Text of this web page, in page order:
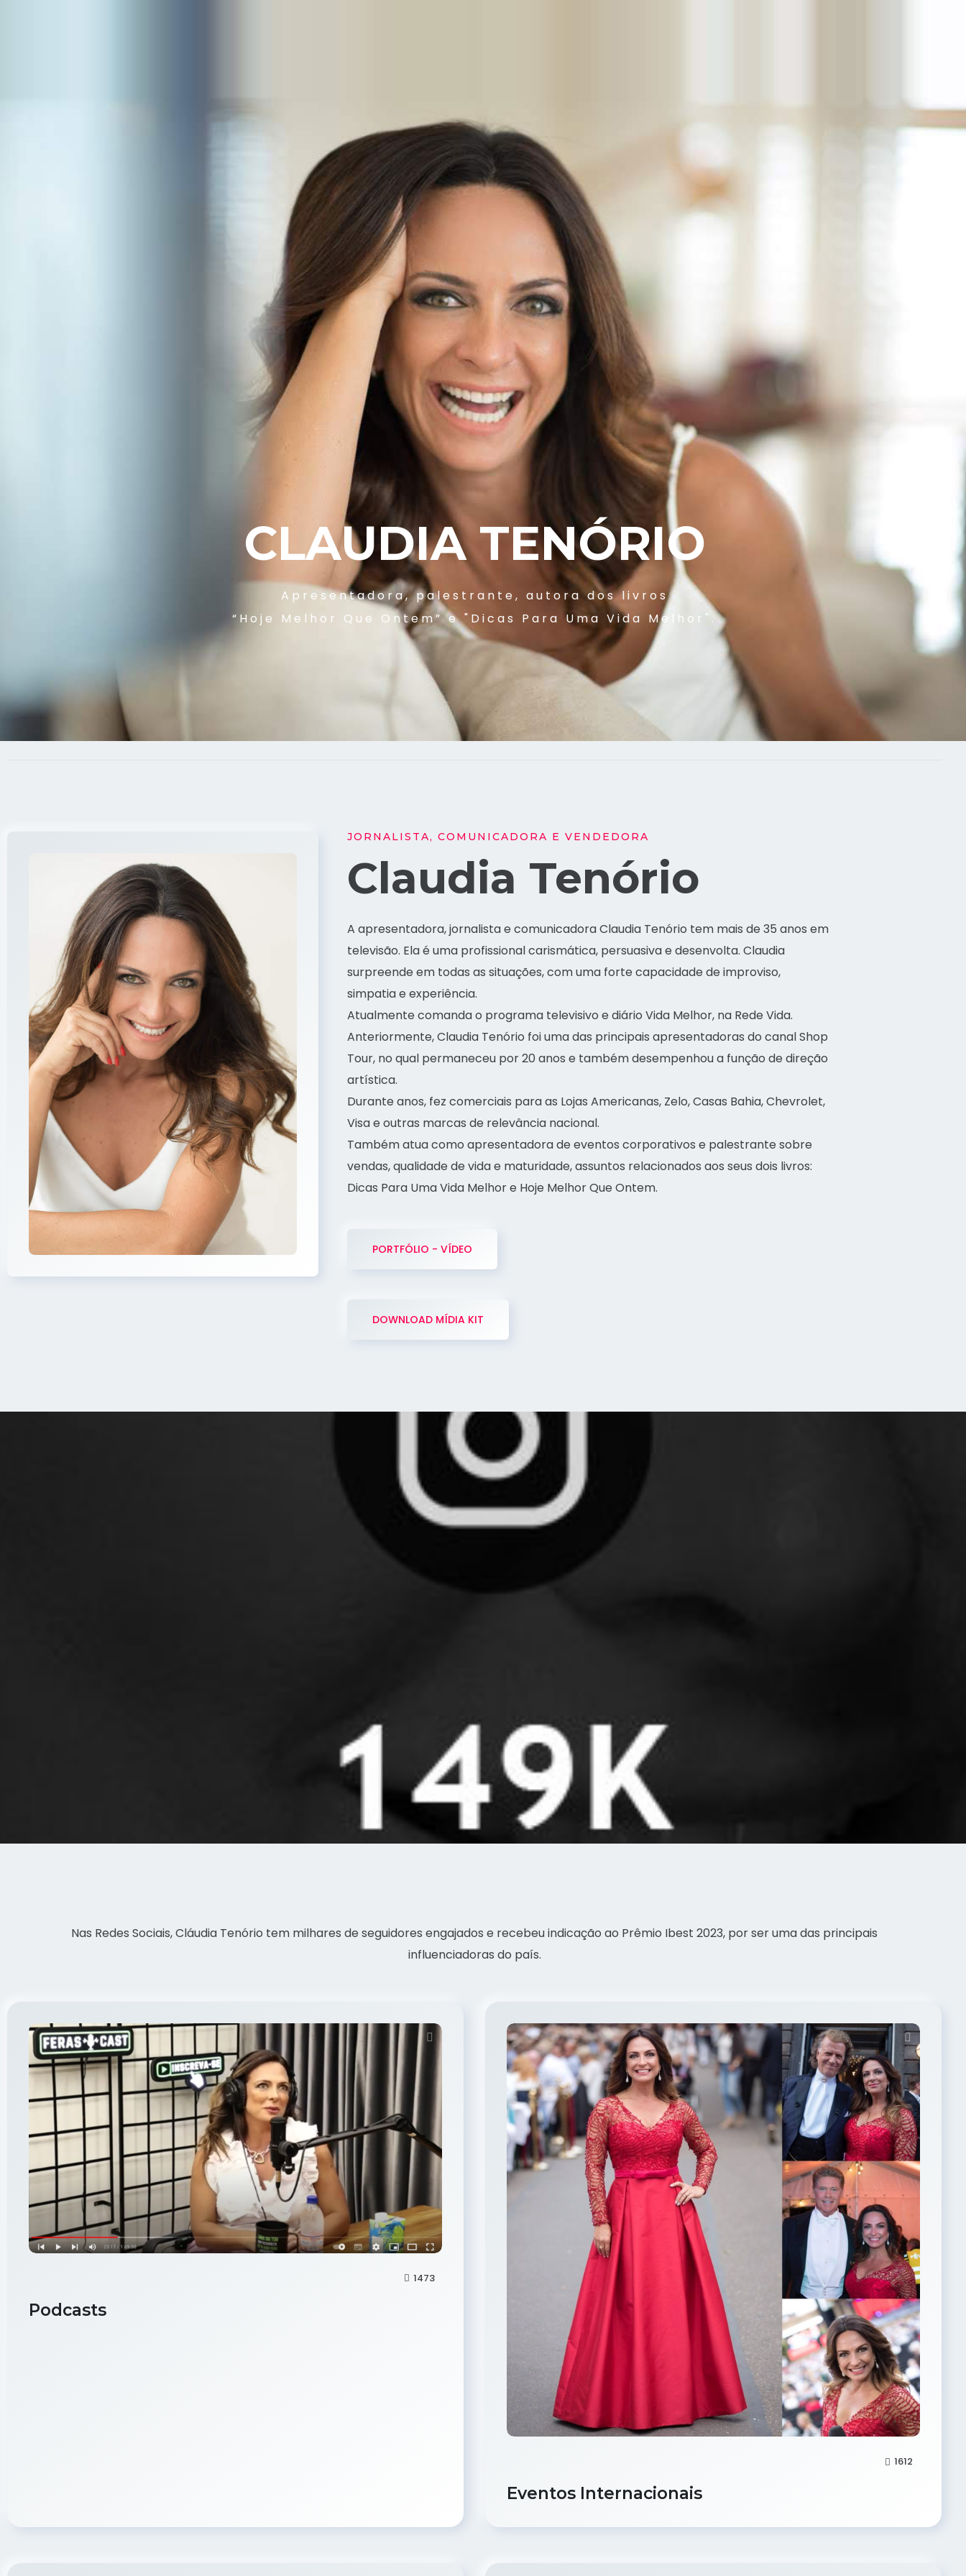
CLAUDIA TENÓRIO
Apresentadora, palestrante, autora dos livros
“Hoje Melhor Que Ontem” e "Dicas Para Uma Vida Melhor".
JORNALISTA, COMUNICADORA E VENDEDORA
Claudia Tenório
A apresentadora, jornalista e comunicadora Claudia Tenório tem mais de 35 anos em
televisão. Ela é uma profissional carismática, persuasiva e desenvolta. Claudia
surpreende em todas as situações, com uma forte capacidade de improviso,
simpatia e experiência.
Atualmente comanda o programa televisivo e diário Vida Melhor, na Rede Vida.
Anteriormente, Claudia Tenório foi uma das principais apresentadoras do canal Shop
Tour, no qual permaneceu por 20 anos e também desempenhou a função de direção
artística.
Durante anos, fez comerciais para as Lojas Americanas, Zelo, Casas Bahia, Chevrolet,
Visa e outras marcas de relevância nacional.
Também atua como apresentadora de eventos corporativos e palestrante sobre
vendas, qualidade de vida e maturidade, assuntos relacionados aos seus dois livros:
Dicas Para Uma Vida Melhor e Hoje Melhor Que Ontem.
PORTFÓLIO - VÍDEO
DOWNLOAD MÍDIA KIT
Nas Redes Sociais, Cláudia Tenório tem milhares de seguidores engajados e recebeu indicação ao Prêmio Ibest 2023, por ser uma das principais
influenciadoras do país.
1473
Podcasts
1612
Eventos Internacionais